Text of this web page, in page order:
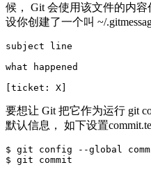
候， Git 会使用该文件的内
设你创建了一个叫 ~/
subject line
what happened
[ticket: X]
要想让 Git 把它作为运行 git
默认信息， 如下设置
$ git config --global